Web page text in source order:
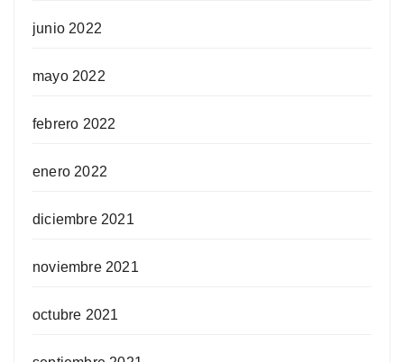
junio 2022
mayo 2022
febrero 2022
enero 2022
diciembre 2021
noviembre 2021
octubre 2021